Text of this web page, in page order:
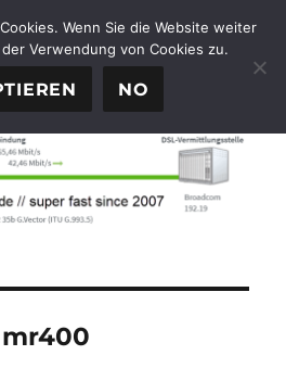
mr400
Wenn Sie die Website weiter
Verwendung von Cookies zu.
NO